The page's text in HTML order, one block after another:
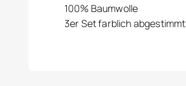
100% Baumwolle
3er Set farblich abgestimmt